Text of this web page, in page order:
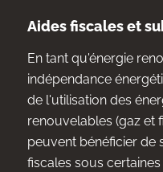
Aides fiscales et
En tant qu'énergie
indépendance
de l'utilisation des
renouvelables (gaz et
peuvent bénéficier de
fiscales sous